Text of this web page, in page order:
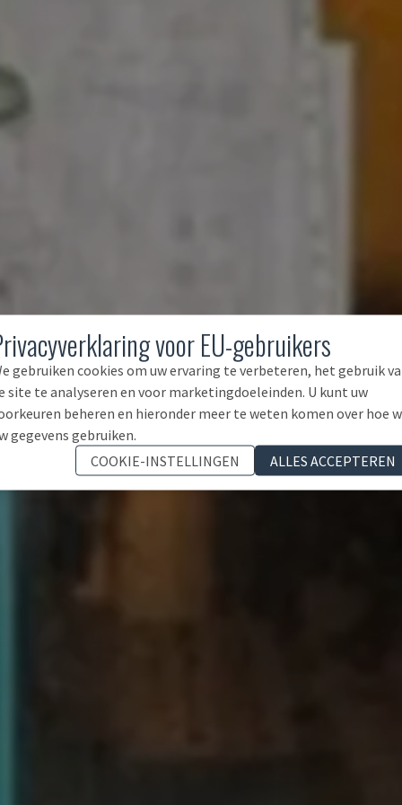
voor EU-gebruikers
gebruiken cookies om uw ervaring te verbeteren, het gebruik
site te analyseren en voor marketingdoeleinden. U kunt uw
beheren en hieronder meer te weten komen over hoe
gegevens gebruiken.
COOKIE-INSTELLINGEN
ALLES ACCEPTEREN